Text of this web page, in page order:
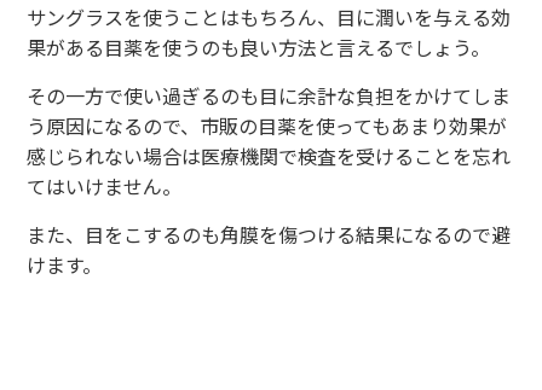
サングラスを使うことはもちろん、目に潤いを与える効
果がある目薬を使うのも良い方法と言えるでしょう。
その一方で使い過ぎるのも目に余計な負担をかけてしま
う原因になるので、市販の目薬を使ってもあまり効果が
感じられない場合は医療機関で検査を受けることを忘れ
てはいけません。
また、目をこするのも角膜を傷つける結果になるので避
けます。